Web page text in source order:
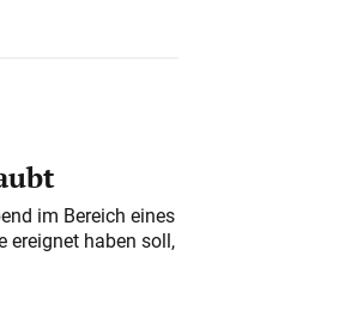
im Bereich eines
ereignet haben soll,